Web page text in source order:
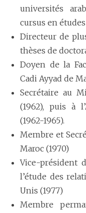
universités
cursus en
Directeur de
thèses de
Doyen de la
Cadi Ayyad de
Secrétaire au
(1962), puis à
(1962-1965).
Membre et
Maroc (1970)
Vice-président
l’étude des
Unis (1977)
Membre